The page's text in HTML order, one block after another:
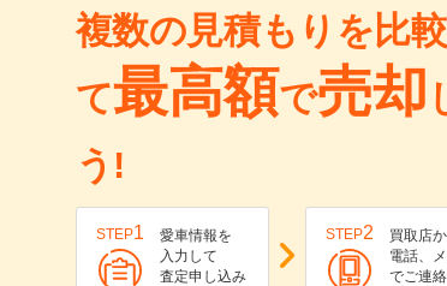
複数の見積もりを比
て最高額で売却
う!
STEP1
愛車情報を
入力して
査定申し込み
STEP2
買取店
電話、
でご連絡